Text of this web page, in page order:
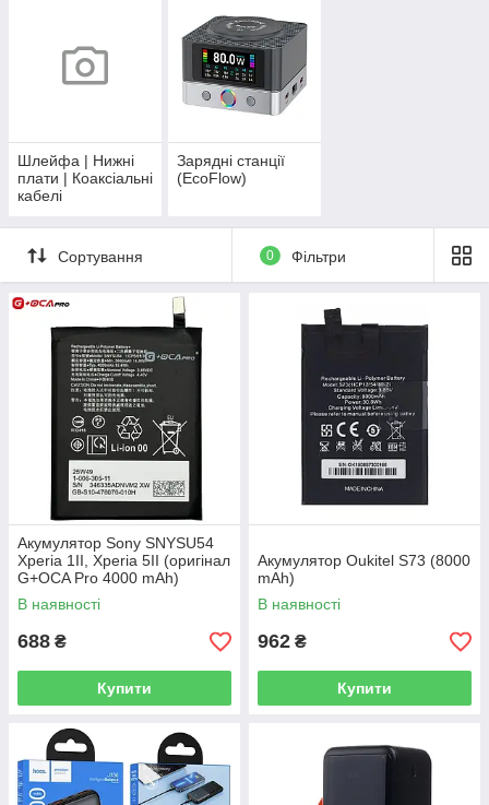
Шлейфа | Нижні
плати | Коаксіальні
кабелі
Зарядні станції
(EcoFlow)
Сортування 0 Фільтри
Акумулятор Sony SNYSU54
Xperia 1II, Xperia 5II (оригінал
G+OCA Pro 4000 mAh)
В наявності
688 ₴
Купити
Акумулятор Oukitel S73 (8000
mAh)
В наявності
962 ₴
Купити